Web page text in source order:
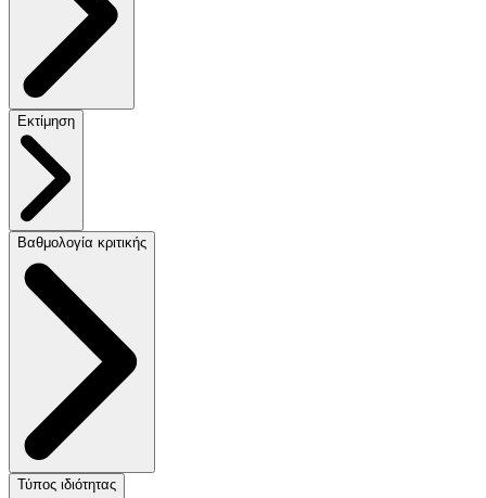
Εκτίμηση
Βαθμολογία κριτικής
Τύπος ιδιότητας